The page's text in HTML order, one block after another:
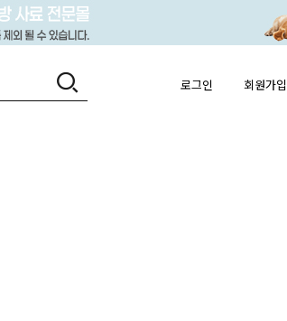
로그인 회원가입